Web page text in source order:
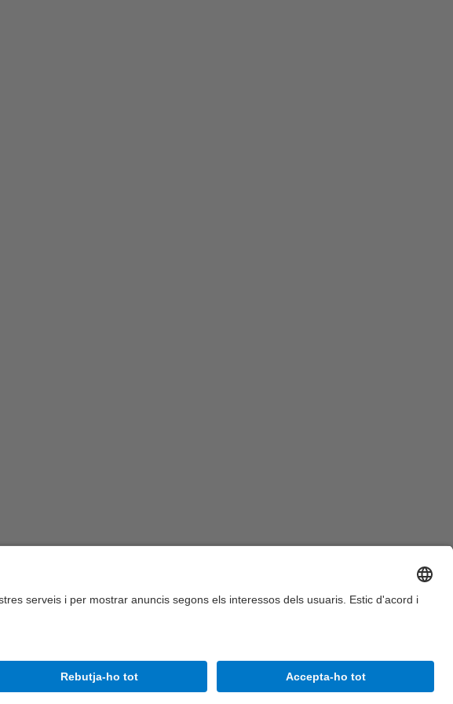
Mapa del lloc Accessibilitat Avís legal Configuració de privadesa